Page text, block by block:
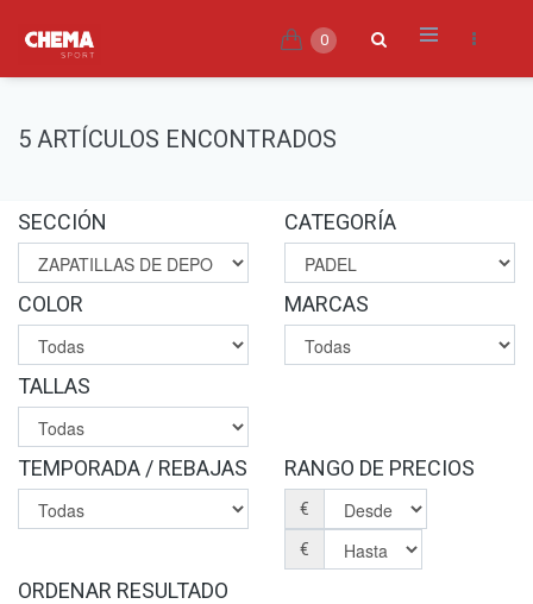
0
5 ARTÍCULOS ENCONTRADOS
SECCIÓN CATEGORÍA
COLOR MARCAS
TALLAS
TEMPORADA / REBAJAS RANGO DE PRECIOS
€
€
ORDENAR RESULTADO